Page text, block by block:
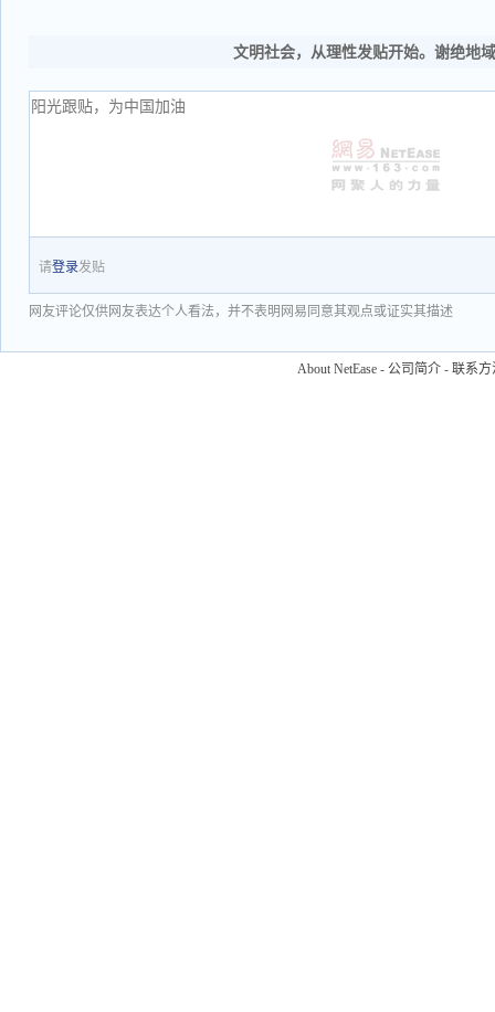
文明社会，从理性发贴开始。谢绝地
请登录发贴
网友评论仅供网友表达个人看法，并不表明网易同意其观点或证实其描述
About NetEase - 公司简介 - 联系方